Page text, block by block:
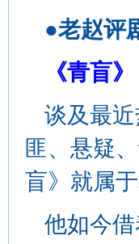
●老赵评
《青盲》
谈及最
匪、悬疑
盲》就属于
他如今